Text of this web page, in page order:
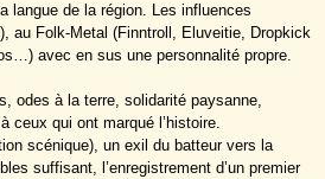
langue de la région. Les influences
au Folk-Metal (Finntroll, Eluveitie, Dropkick
avec en sus une personnalité propre.
odes à la terre, solidarité paysanne,
ceux qui ont marqué l’histoire.
scénique), un exil du batteur vers la
suffisant, l’enregistrement d’un premier